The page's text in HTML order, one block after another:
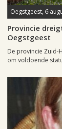
Oegstgeest, 6
Provincie
Oegstgeest
De provincie Zuid-
om voldoende